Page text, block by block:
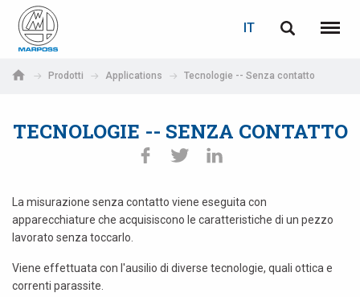
S.p.A.
IT
Menu
Prodotti Applications Tecnologie -- Senza contatto
TECNOLOGIE -- SENZA CONTATTO
La misurazione senza contatto viene eseguita con
apparecchiature che acquisiscono le caratteristiche di un pezzo
lavorato senza toccarlo.
Viene effettuata con l'ausilio di diverse tecnologie, quali ottica e
correnti parassite.
Deutsch
Français
日本語 (Japanese)
中文 (Chinese)
LOGIN